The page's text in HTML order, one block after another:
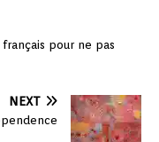
pour ne pas
NEXT